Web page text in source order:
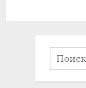
Найти: